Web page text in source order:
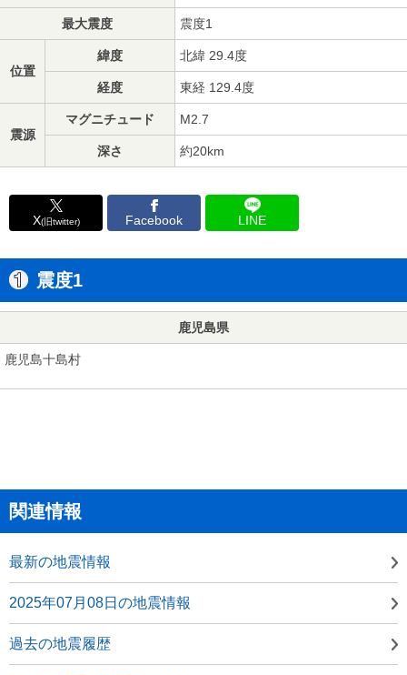
最大震度 震度1
位置
緯度 北緯 29.4度
経度 東経 129.4度
震源
マグニチュード M2.7
深さ 約20km
X(旧twitter) Facebook LINE
震度1
鹿児島県
鹿児島十島村
関連情報
最新の地震情報
2025年07月08日の地震情報
過去の地震履歴